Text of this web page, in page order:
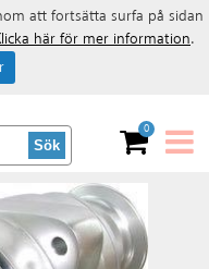
0
att fortsätta surfa på sidan
här för mer information.